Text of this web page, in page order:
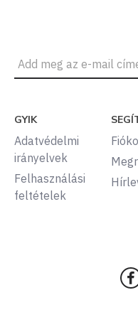
GYIK
Adatvédelmi
irányelvek
Felhasználási
feltételek